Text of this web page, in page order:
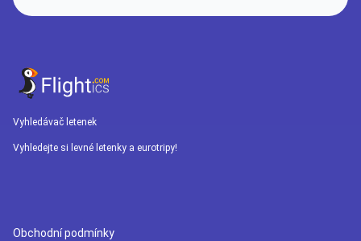
Vyhledávač letenek
Vyhledejte si levné letenky a eurotripy!
Obchodní podmínky